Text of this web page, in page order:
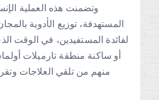
وتضمنت هذه العملية
المستهدفة، توزيع الأدوية
لفائدة المستفيدين، في الوقت
أو ساكنة منطقة تارميلات
منهم من تلقي العلاجات